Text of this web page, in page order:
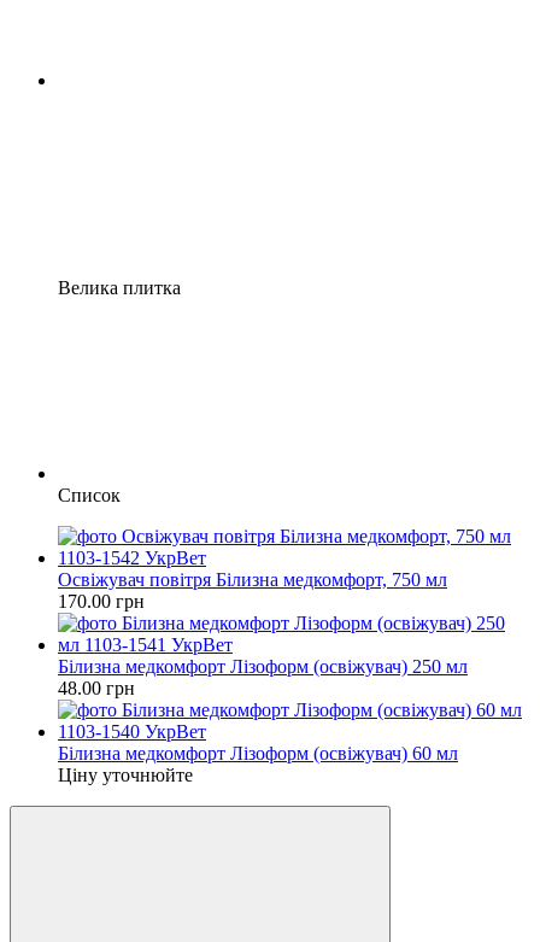
Велика плитка
Список
Освіжувач повітря Білизна медкомфорт, 750 мл
170.00 грн
Білизна медкомфорт Лізоформ (освіжувач) 250 мл
48.00 грн
Білизна медкомфорт Лізоформ (освіжувач) 60 мл
Ціну уточнюйте